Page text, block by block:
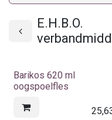
E.H.B.O.
Barikos 620 ml
oogspoelfles